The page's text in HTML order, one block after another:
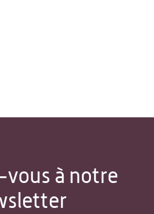
à notre